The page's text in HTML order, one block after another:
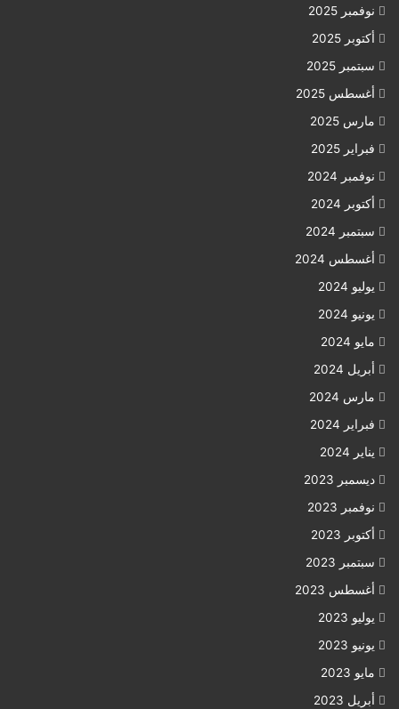
نوفمبر 2025
أكتوبر 2025
سبتمبر 2025
أغسطس 2025
مارس 2025
فبراير 2025
نوفمبر 2024
أكتوبر 2024
سبتمبر 2024
أغسطس 2024
يوليو 2024
يونيو 2024
مايو 2024
أبريل 2024
مارس 2024
فبراير 2024
يناير 2024
ديسمبر 2023
نوفمبر 2023
أكتوبر 2023
سبتمبر 2023
أغسطس 2023
يوليو 2023
يونيو 2023
مايو 2023
أبريل 2023